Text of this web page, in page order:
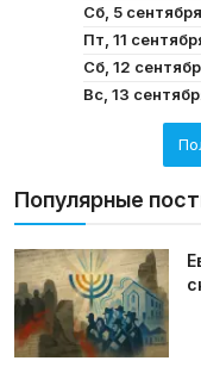
Сб, 5 сентября
Пт, 11
Сб, 12
Вс, 13
Популярные